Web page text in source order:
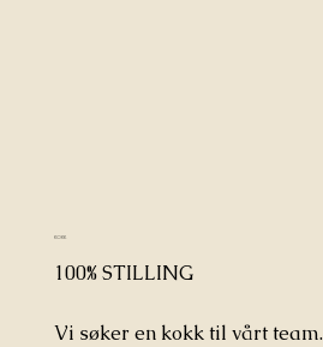
KOKK
100% STILLING
Vi søker en kokk til vårt team.